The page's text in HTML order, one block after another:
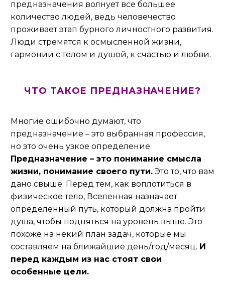
предназначения волнует все большее
количество людей, ведь человечество
проживает этап бурного личностного развития.
Люди стремятся к осмысленной жизни,
гармонии с телом и душой, к счастью и любви.
ЧТО ТАКОЕ ПРЕДНАЗНАЧЕНИЕ?
Многие ошибочно думают, что
предназначение – это выбранная профессия,
но это очень узкое определение.
Предназначение – это понимание смысла
жизни, понимание своего пути. Это то, что вам
дано свыше. Перед тем, как воплотиться в
физическое тело, Вселенная назначает
определенный путь, который должна пройти
душа, чтобы подняться на уровень выше. Это
похоже на некий план задач, которые мы
составляем на ближайшие день/год/месяц. И
перед каждым из нас стоят свои
особенные цели.